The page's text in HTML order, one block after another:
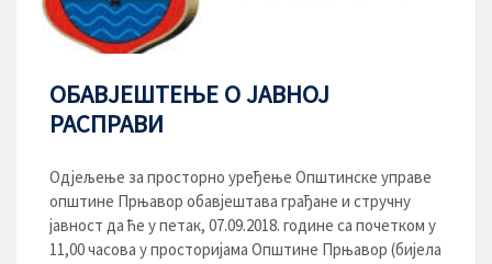
ОБАВЈЕШТЕЊЕ О ЈАВНОЈ
РАСПРАВИ
Одјељење за просторно уређење Општинске управе
општине Прњавор обавјештава грађане и стручну
јавност да ће у петак, 07.09.2018. године са почетком у
11,00 часова у просторијама Општине Прњавор (бијела